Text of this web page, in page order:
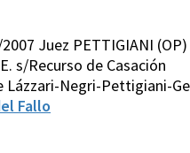
Juez PETTIGIANI (OP)
s/Recurso de Casación
Lázzari-Negri-Pettigiani-
Fallo